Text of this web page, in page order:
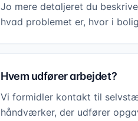
Jo mere detaljeret du
hvad problemet er, hvor i
Hvem udfører arbejdet?
Vi formidler kontakt til
håndværker, der udfører